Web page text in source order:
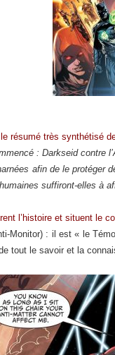
résumé très synthétisé
: Darkseid contre
afin de le
suffiront-elles à
l’histoire et situent le
Monitor) : il est « le
tout le savoir et la